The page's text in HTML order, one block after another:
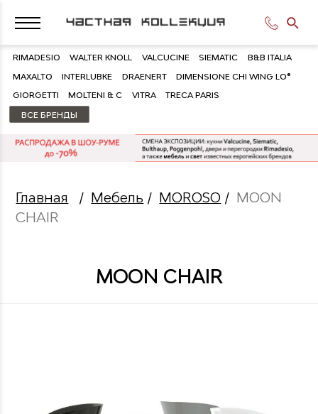
RIMADESIO WALTER KNOLL VALCUCINE SIEMATIC B&B ITALIA
MAXALTO INTERLUBKE DRAENERT DIMENSIONE CHI WING LO®
GIORGETTI MOLTENI & C VITRA TRECA PARIS
ВСЕ БРЕНДЫ
Главная / Мебель / MOROSO / MOON
CHAIR
MOON CHAIR